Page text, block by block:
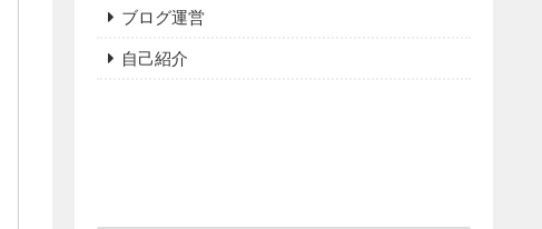
ブログ運営
自己紹介